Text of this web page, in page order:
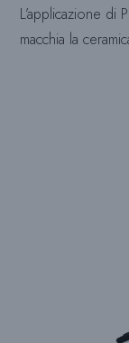
L’applicazione di
macchia la